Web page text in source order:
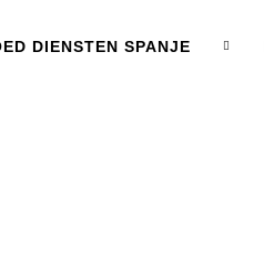
DIENSTEN SPANJE